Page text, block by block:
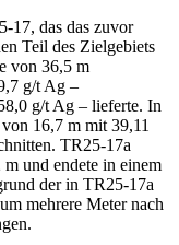
17, das das zuvor
Teil des Zielgebiets
von 36,5 m
g/t Ag –
g/t Ag – lieferte. In
16,7 m mit 39,11
TR25-17a
und endete in einem
der in TR25-17a
mehrere Meter nach